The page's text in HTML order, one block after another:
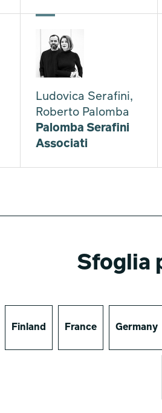
Ludovica Serafini,
Roberto Palomba
Palomba Serafini
Associati
Sfoglia
Finland France Germany